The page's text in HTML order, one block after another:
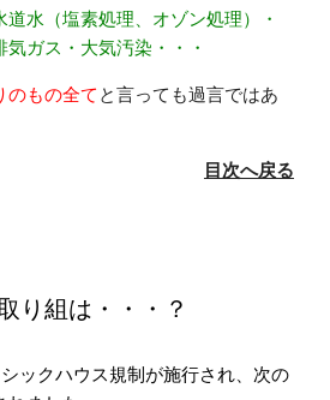
水（塩素処理、オゾン処理）・
ガス・大気汚染・・・
のもの全て と言っても過言ではあ
目次へ戻る
り組は・・・？
ックハウス規制が施行され、次の